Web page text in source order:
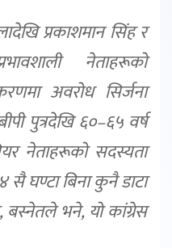
प्रकाशमान सिंह र
नेताहरूको
अवरोध सिर्जना
पुत्रदेखि ६०–६५ वर्ष
नेताहरूको सदस्यता
सै घण्टा बिना कुनै डाटा
बस्नेतले भने, यो कांग्रेस